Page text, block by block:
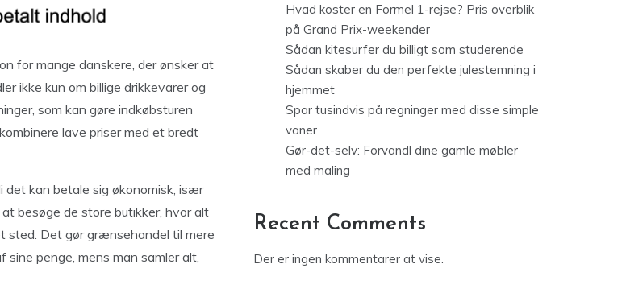
for mange danskere, der ønsker at
ikke kun om billige drikkevarer og
som kan gøre indkøbsturen
lave priser med et bredt
kan betale sig økonomisk, især
besøge de store butikker, hvor alt
sted. Det gør grænsehandel til mere
penge, mens man samler alt,
Hvad koster en Formel 1-rejse? Pris overblik
på Grand Prix-weekender
Sådan kitesurfer du billigt som studerende
Sådan skaber du den perfekte julestemning i
hjemmet
Spar tusindvis på regninger med disse simple
vaner
Gør-det-selv: Forvandl dine gamle møbler
med maling
Recent Comments
Der er ingen kommentarer at vise.